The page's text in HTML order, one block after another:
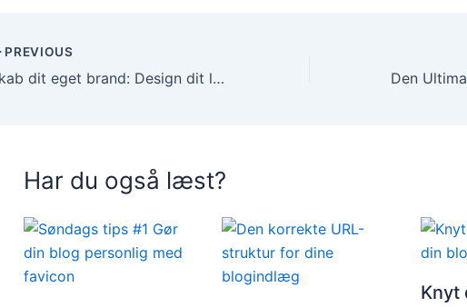
PREVIOUS
Skab dit eget brand: Design dit logo gratis med lethed
Har du også læst?
Knyt